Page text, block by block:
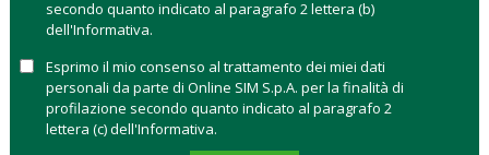
Edè proprio la correzione la vera forza delle mid cap
questa fase di mercato, secondo Charlie Anniss, European
Small and Mid-Cap Portfolio Manager diUnion Bancaire
Privée (UBP) data la natura indiscriminata del recente sell-off
che ha creato interessanti opportunità di acquisto in Europa, a
patto di compiere una giusta selezione.
secondo quanto indicato al paragrafo 2 lettera (b)
dell'Informativa.
Esprimo il mio consenso al trattamento dei miei dati
personali da parte di Online SIM S.p.A. per la finalità di
profilazione secondo quanto indicato al paragrafo 2
lettera (c) dell'Informativa.